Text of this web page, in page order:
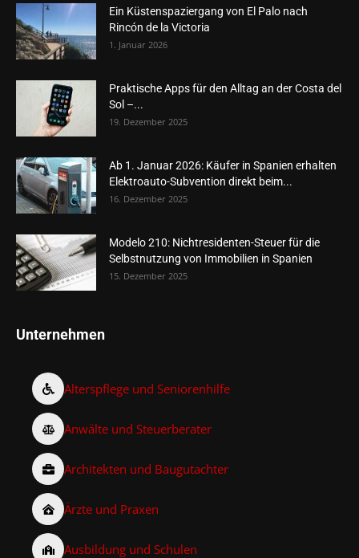
Ein Küstenspaziergang von El Palo nach
Rincón de la Victoria
1. Januar 2026
Praktische Apps für den Alltag an der Costa del
Sol –...
19. Dezember 2025
Ab 1. Januar 2026: Käufer in Spanien erhalten
Elektroauto-Subvention direkt beim...
16. Dezember 2025
Modelo 210: Nichtresidenten-Steuer für die
Selbstnutzung von Immobilien in Spanien
15. Dezember 2025
Unternehmen
Alterspflege und Seniorenhilfe
Anwälte und Steuerberater
Architekten und Baugutachter
Ärzte und Praxen
Ausbildung und Schulen